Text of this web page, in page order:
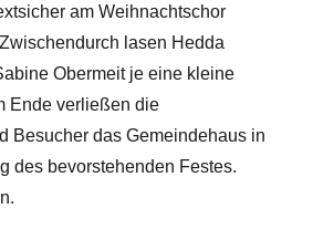
am Weihnachtschor
lasen Hedda
Obermeit je eine kleine
Ende verließen die
Besucher das Gemeindehaus in
des bevorstehenden Festes.